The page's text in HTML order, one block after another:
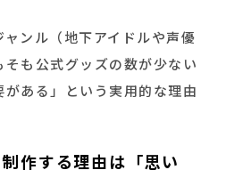
ンル（地下アイドルや声優
も公式グッズの数が少ない
ある」という実用的な理由
作する理由は「思い